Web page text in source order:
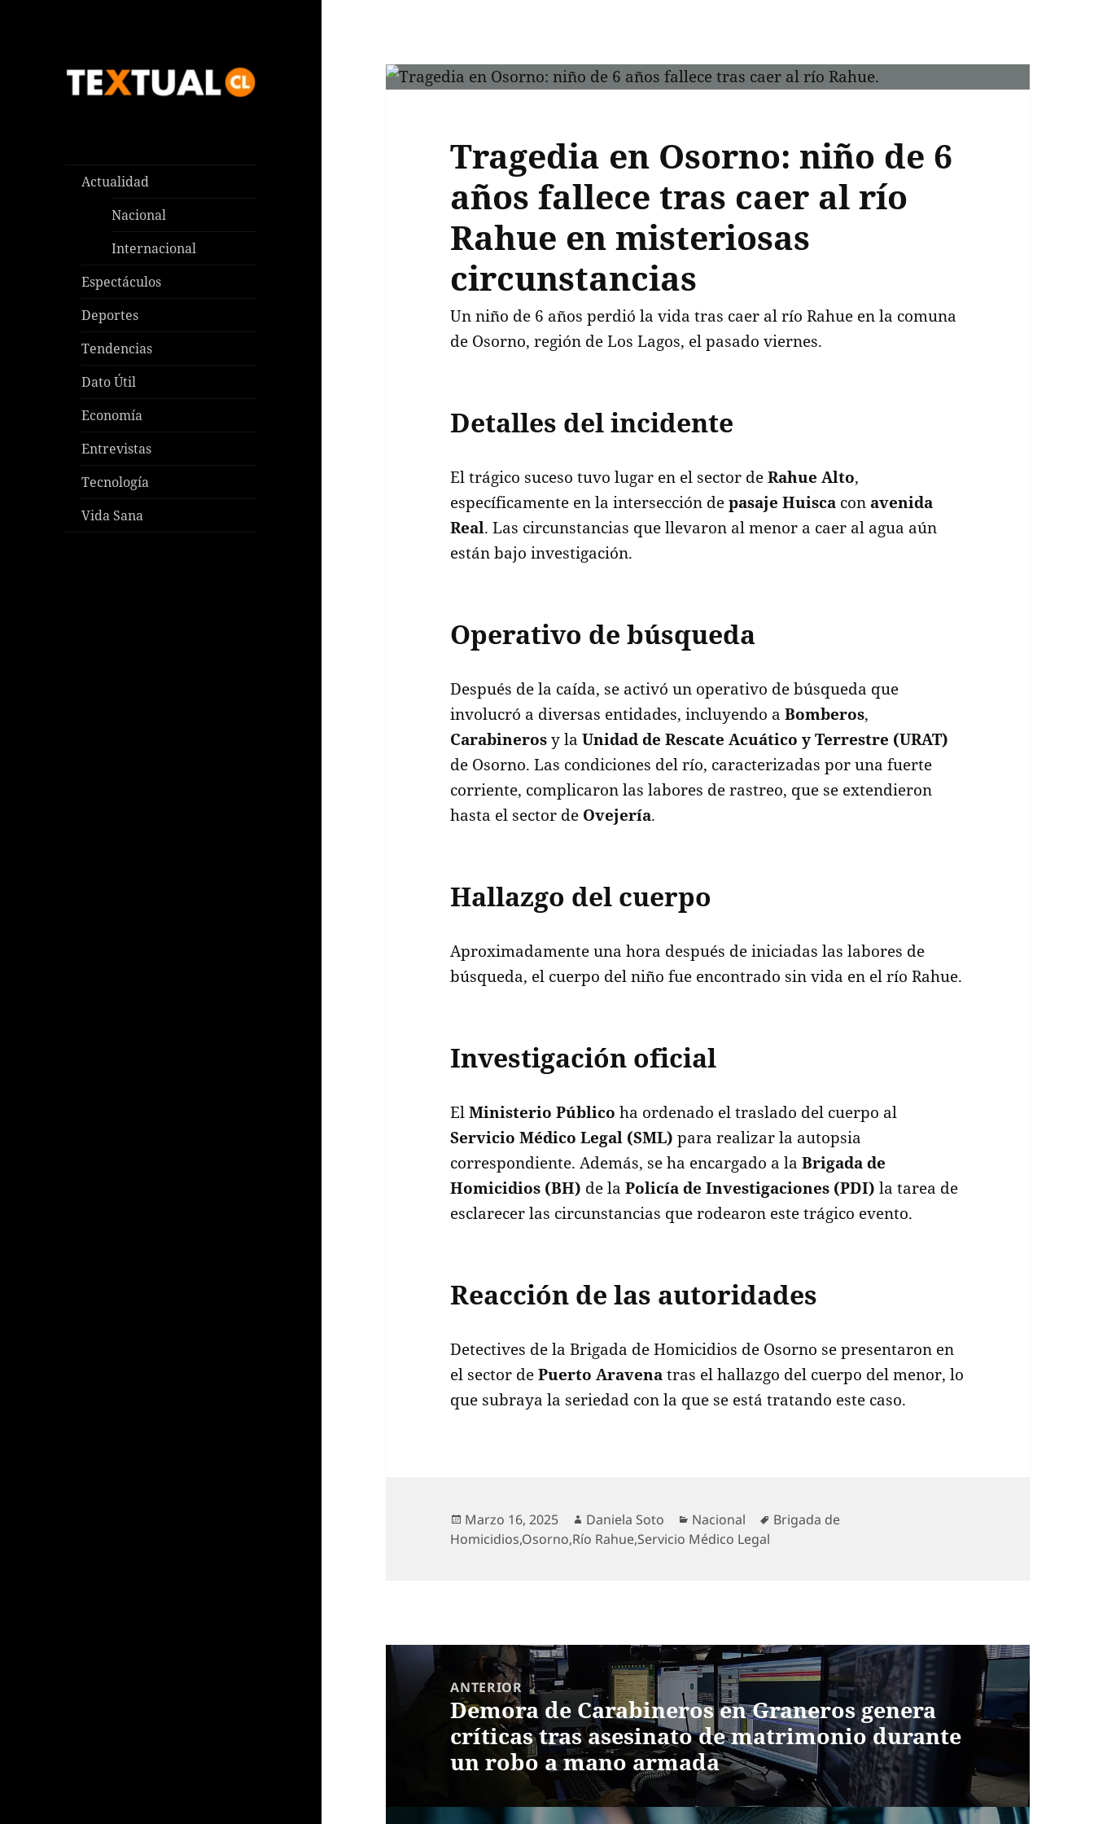
Actualidad
Nacional
Internacional
Espectáculos
Deportes
Tendencias
Dato Útil
Economía
Entrevistas
Tecnología
Vida Sana
Tragedia en Osorno: niño de 6
años fallece tras caer al río
Rahue en misteriosas
circunstancias
Un niño de 6 años perdió la vida tras caer al río Rahue en la comuna
de Osorno, región de Los Lagos, el pasado viernes.
Detalles del incidente
El trágico suceso tuvo lugar en el sector deRahue Alto,
específicamente en la intersección depasaje Huisca con avenida
Real. Las circunstancias que llevaron al menor a caer al agua aún
están bajo investigación.
Operativo de búsqueda
Después de la caída, se activó un operativo de búsqueda que
involucró a diversas entidades, incluyendo aBomberos,
Carabinerosy laUnidad de Rescate Acuático y Terrestre (URAT)
de Osorno. Las condiciones del río, caracterizadas por una fuerte
corriente, complicaron las labores de rastreo, que se extendieron
hasta el sector de Ovejería.
Hallazgo del cuerpo
Aproximadamente una hora después de iniciadas las labores de
búsqueda, el cuerpo del niño fue encontrado sin vida en el río Rahue.
Investigación oficial
ElMinisterio Público ha ordenado el traslado del cuerpo al
Servicio Médico Legal (SML) para realizar la autopsia
correspondiente. Además, se ha encargado a laBrigada de
Homicidios (BH) de laPolicía de Investigaciones (PDI) la tarea de
esclarecer las circunstancias que rodearon este trágico evento.
Reacción de las autoridades
Detectives de la Brigada de Homicidios de Osorno se presentaron en
el sector dePuerto Aravenatras el hallazgo del cuerpo del menor, lo
que subraya la seriedad con la que se está tratando este caso.
Publicado
el
Marzo 16, 2025 Autor
Daniela Soto Categorías
Nacional Etiquetas
Brigada de
Homicidios,Osorno,Río Rahue,Servicio Médico Legal
Navegación
entradas
ANTERIOR
Entrada
anterior:
Demora de Carabineros en Graneros genera
críticas tras asesinato de matrimonio durante
un robo a mano armada